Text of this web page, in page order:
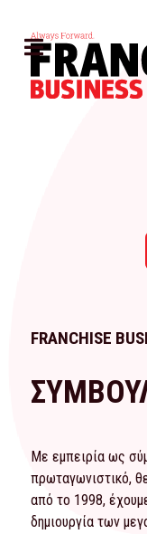
FRANCHISE
Με εμπειρία ως
πρωταγωνιστικό,
από το 1998,
δημιουργία των